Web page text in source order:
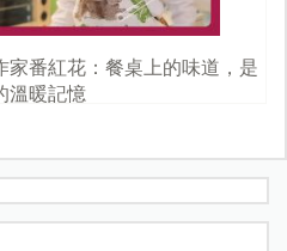
家番紅花：餐桌上的味道，是
溫暖記憶